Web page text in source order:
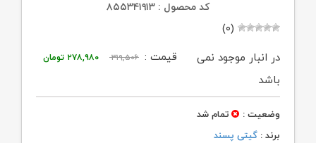
کد محصول : ۸۵۵۳۴۱۹۱۳
(۰)
قیمت : ۳۱۹,۵۰۶
قیمت
۳۱۹,۵۰۶ تومان
۲۷۸,۹۸۰ تومان
۲۷۸,۹۸۰ تومان.
در انبار موجود نمی
باشد
وضعیت :
تمام شد
برند : گیتی پسند